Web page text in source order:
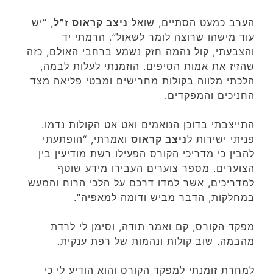
הערב כמעט הסתיים, שואל ניצב קראוס ז”ל, “יש
עוד מישהו שרוצה לומר לשאול”. הרמתי יד
והצבעתי, קול נהמה חזק נשמע ברחבי האולם, כזה
שהזיז את אמות הסיפים. הוזמנתי לעלות לבמה,
הלכתי מלווה בקולות מחרישים ומבטי פליאה מצד
החניכים והמפקדים.
התייצבתי בדוכן הנואמים ואט אט הקולות נדמו.
פניתי ישירות לניצב קראוס ואמרתי, “הופתעתי
להבין כי מדריכי הקורס הפעילו רשת מודיעין בין
הצוערים. מספר צוערים העבירו מידע שוטף
למדריכים, אשר למדו דרכם על הלכי הרוח והמעש
במחלקות, הדבר מביש ודומה למאפיה”.
מפקד הקורס, קם ואמר תודה, וסימן לי לרדת
מהבמה. שוב קולות ונהמות של רפת ענקית.
למחרת זומנתי למפקד הקורס והוא הודיע לי כי